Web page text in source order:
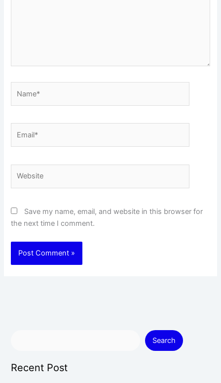
Save my name, email, and website in this browser for
the next time I comment.
Search
Recent Post